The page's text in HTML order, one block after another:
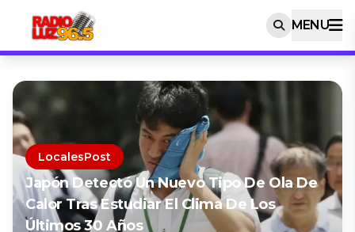
MENU
LocalesPost
Japón Detectó Un Nuevo Tipo De Ola De
Calor Tras Estudiar El Clima De Los
Últimos 30 Años